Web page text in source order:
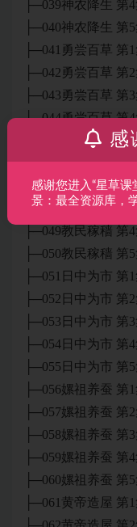
├─039神农降生 第
├─040神农降生 第
├─041勇尝百草 第
├─042勇尝百草 第
├─043勇尝百草 第
├─044勇尝百草 第4
├─045勇尝百草 第
├─046教民稼穑 第1
├─047教民稼穑 第
├─048教民稼穑 第
├─049教民稼穑 第
├─050教民稼穑 第
├─051日中为市 第
├─052日中为市 第
├─053日中为市 第
├─054日中为市 第
├─055日中为市 第
├─056嫘祖养蚕 第
├─057嫘祖养蚕 第
├─058嫘祖养蚕 第
├─059嫘祖养蚕 第
├─060嫘祖养蚕 第
├─061黄帝造屋 第
感
感谢您进入“星草
景：最全资源库，